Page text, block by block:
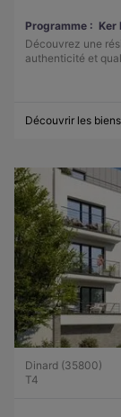
Programme : Ker
Découvrez une
authenticité et
Découvrir les biens
Dinard (35800)
T4